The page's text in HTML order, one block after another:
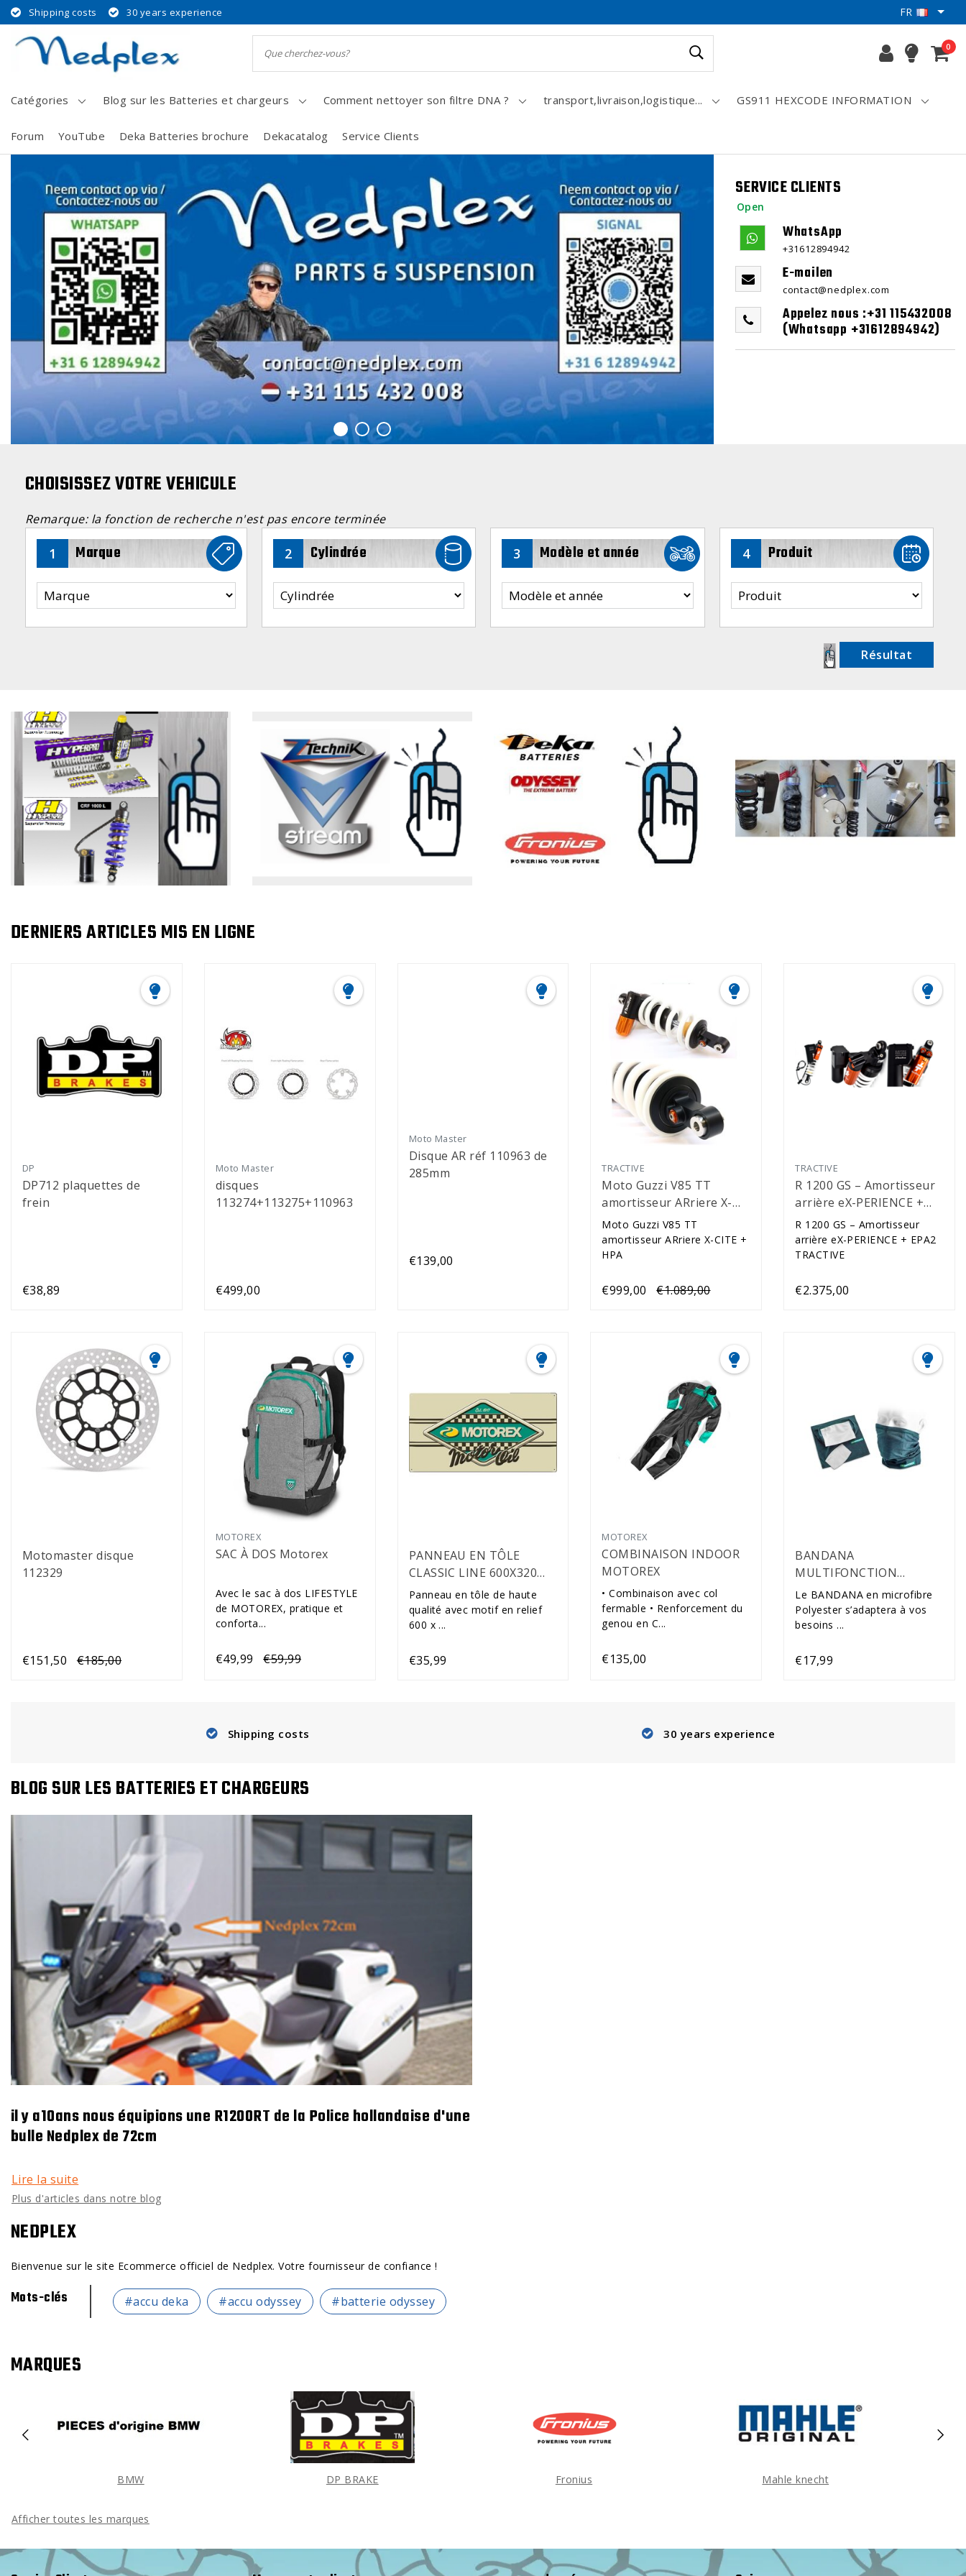
Shipping costs 30 years experience FR
0
Catégories Blog sur les Batteries et chargeurs Comment nettoyer son filtre DNA ? transport,livraison,logistique... GS911 HEXCODE INFORMATION
Forum YouTube Deka Batteries brochure Dekacatalog Service Clients
SERVICE CLIENTS
Open
WhatsApp
+31612894942
E-mailen
contact@nedplex.com
Appelez nous :+31 115432008
(Whatsapp +31612894942)
CHOISISSEZ VOTRE VEHICULE
Remarque: la fonction de recherche n'est pas encore terminée
1 Marque 2 Cylindrée 3 Modèle et année 4 Produit
Résultat
DERNIERS ARTICLES MIS EN LIGNE
DP
DP712 plaquettes de
frein
€38,89
Moto Master
disques
113274+113275+110963
€499,00
Moto Master
Disque AR réf 110963 de
285mm
€139,00
TRACTIVE
Moto Guzzi V85 TT
amortisseur ARriere X-
CITE + HPA
Moto Guzzi V85 TT
amortisseur ARriere X-CITE +
HPA
€999,00 €1.089,00
TRACTIVE
R 1200 GS – Amortisseur
arrière eX-PERIENCE +
EPA2
R 1200 GS – Amortisseur
arrière eX-PERIENCE + EPA2
TRACTIVE
€2.375,00
Motomaster disque
112329
€151,50 €185,00
MOTOREX
SAC À DOS Motorex
Avec le sac à dos LIFESTYLE
de MOTOREX, pratique et
conforta...
€49,99 €59,99
PANNEAU EN TÔLE
CLASSIC LINE 600X320
MM
Panneau en tôle de haute
qualité avec motif en relief
600 x ...
€35,99
MOTOREX
COMBINAISON INDOOR
MOTOREX
• Combinaison avec col
fermable • Renforcement du
genou en C...
€135,00
BANDANA
MULTIFONCTION
ANTIBACTÉRIEN
Le BANDANA en microfibre
Polyester s’adaptera à vos
besoins ...
€17,99
Shipping costs 30 years experience
BLOG SUR LES BATTERIES ET CHARGEURS
il y a10ans nous équipions une R1200RT de la Police hollandaise d'une
bulle Nedplex de 72cm
Lire la suite
Plus d'articles dans notre blog
NEDPLEX
Bienvenue sur le site Ecommerce officiel de Nedplex. Votre fournisseur de confiance !
Mots-clés #accu deka #accu odyssey #batterie odyssey
MARQUES
BMW DP BRAKE Fronius Mahle knecht
Afficher toutes les marques